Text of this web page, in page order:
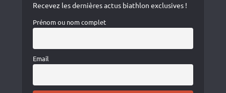
Recevez les dernières actus biathlon exclusives !
Prénom ou nom complet
Email